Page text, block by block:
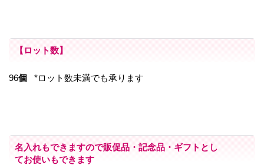
【ロット数】
96個 *ロット数未満でも承ります
名入れもできますので販促品・記念品・ギフトとし
てお使いもできます